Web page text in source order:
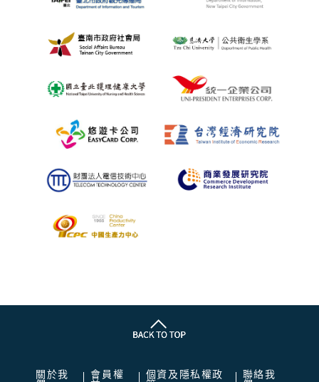
關於我
會員權
個資及隱私權政
聯絡我